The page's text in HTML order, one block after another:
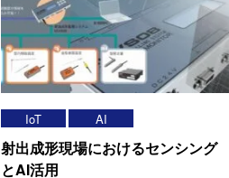
IoT AI
射出成形現場におけるセンシング
とAI活用